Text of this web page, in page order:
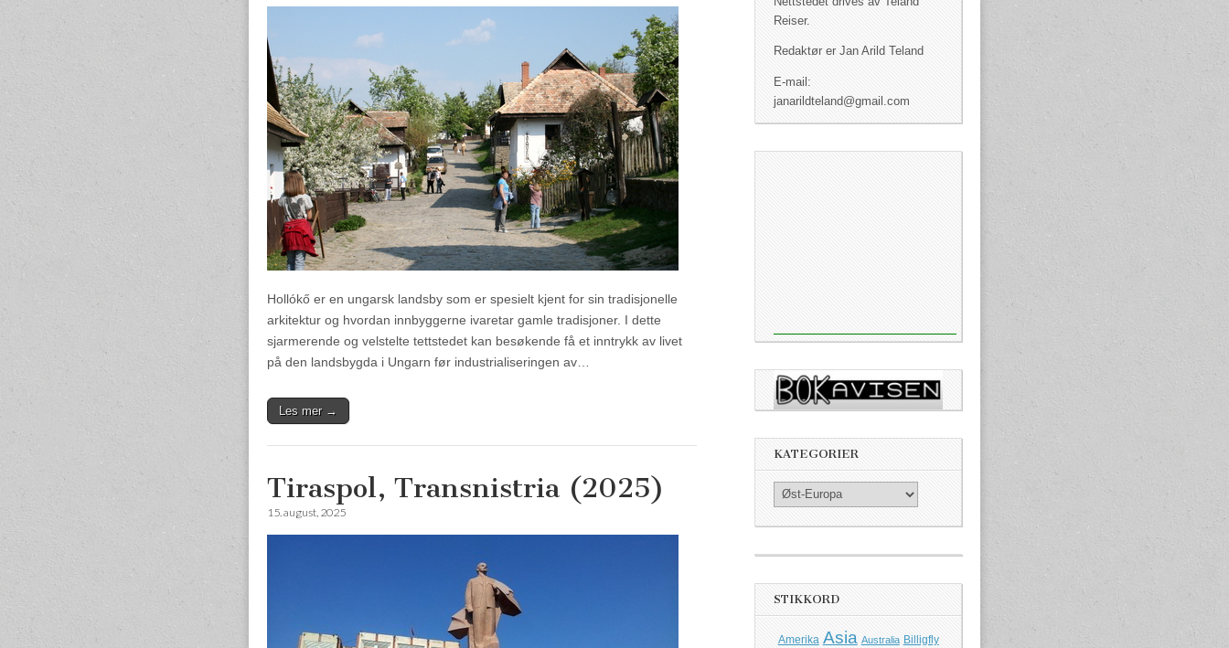
Hollókő er en ungarsk landsby som er spesielt kjent for sin tradisjonelle
arkitektur og hvordan innbyggerne ivaretar gamle tradisjoner. I dette
sjarmerende og velstelte tettstedet kan besøkende få et inntrykk av livet
på den landsbygda i Ungarn før industrialiseringen av…
Les mer →
Tiraspol, Transnistria (2025)
15. august, 2025
Reiser.
Redaktør er Jan Arild Teland
E-mail:
janarildteland@gmail.com
KATEGORIER
Kategorier
STIKKORD
Amerika Asia Australia Billigfly